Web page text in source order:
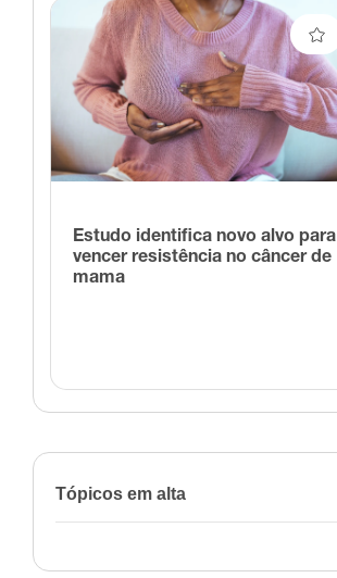
Estudo identifica novo alvo para
vencer resistência no câncer de
mama
Tópicos em alta